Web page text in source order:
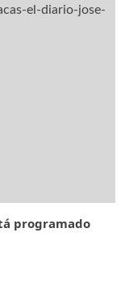
programado